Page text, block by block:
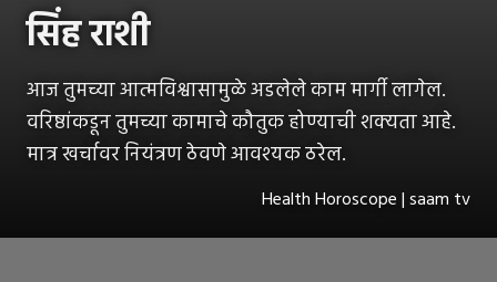
सिंह राशी
आज तुमच्या आत्मविश्वासामुळे अडलेले काम मार्गी लागेल.
वरिष्ठांकडून तुमच्या कामाचे कौतुक होण्याची शक्यता आहे.
मात्र खर्चावर नियंत्रण ठेवणे आवश्यक ठरेल.
Health Horoscope | saam tv